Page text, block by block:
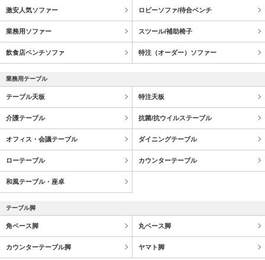
激安人気ソファー ロビーソファ/待合ベンチ
業務用ソファー スツール/補助椅子
飲食店ベンチソファ 特注（オーダー）ソファー
業務用テーブル
テーブル天板 特注天板
介護テーブル 抗菌/抗ウイルステーブル
オフィス・会議テーブル ダイニングテーブル
ローテーブル カウンターテーブル
和風テーブル・座卓
テーブル脚
角ベース脚 丸ベース脚
カウンターテーブル脚 ヤマト脚